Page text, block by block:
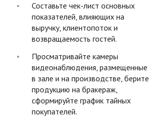
Составьте чек-лист основных
показателей, влияющих на
выручку, клиентопоток и
возвращаемость гостей.
Просматривайте камеры
видеонаблюдения, размещенные
в зале и на производстве, берите
продукцию на бракераж,
сформируйте график тайных
покупателей.